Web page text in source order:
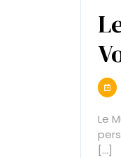
Le
[...]